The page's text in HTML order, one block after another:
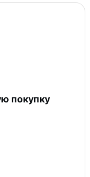
покупку